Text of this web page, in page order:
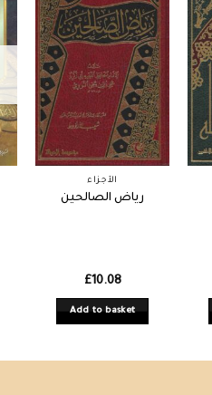
الأجزاء
رياض الصالحين
£10.08
Add to basket